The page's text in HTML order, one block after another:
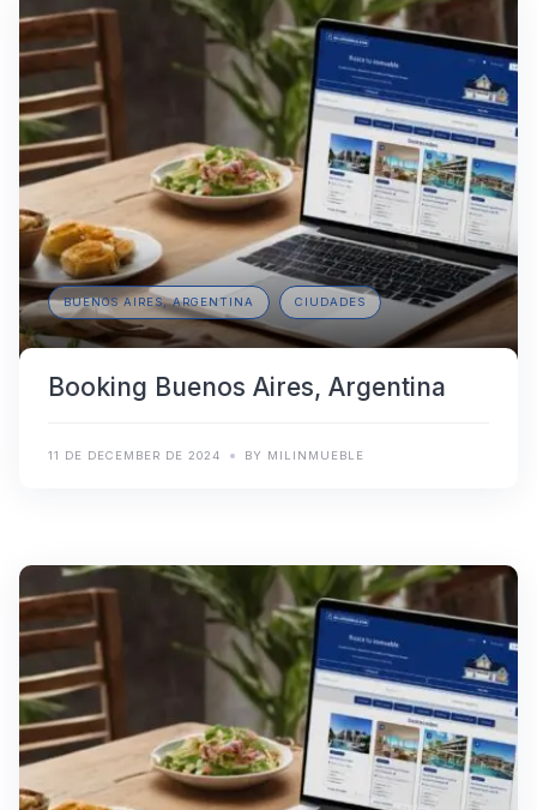
BUENOS AIRES, ARGENTINA CIUDADES
Booking Buenos Aires, Argentina
11 DE DECEMBER DE 2024 BY MILINMUEBLE